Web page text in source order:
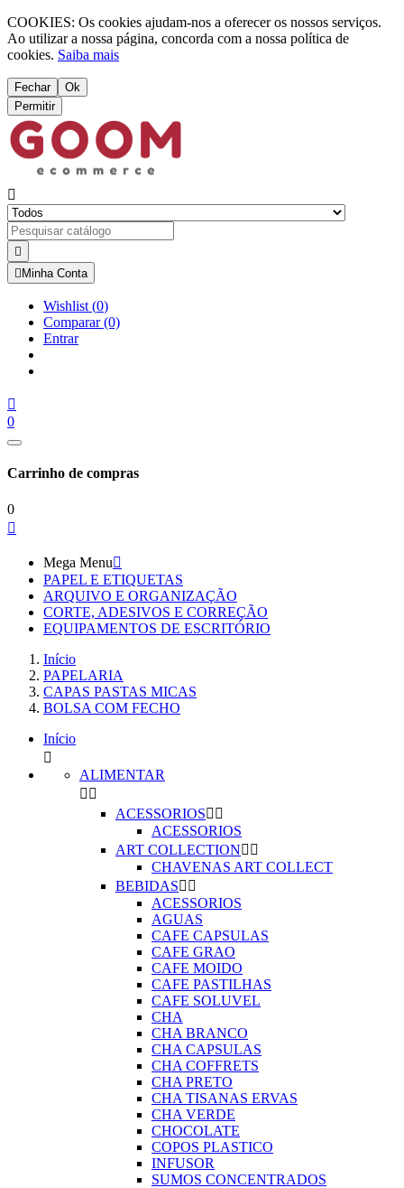
COOKIES: Os cookies ajudam-nos a oferecer os nossos serviços.
Ao utilizar a nossa página, concorda com a nossa política de
cookies. Saiba mais
Fechar
Ok
Permitir


 Minha Conta
Wishlist (0)
Comparar(0)
Entrar

0
Carrinho de compras
0

Mega Menu
PAPEL E ETIQUETAS
ARQUIVO E ORGANIZAÇÃO
CORTE, ADESIVOS E CORREÇÃO
EQUIPAMENTOS DE ESCRITÓRIO
Início
PAPELARIA
CAPAS PASTAS MICAS
BOLSA COM FECHO
Início

ALIMENTAR
 
ACESSORIOS 
ACESSORIOS
ART COLLECTION 
CHAVENAS ART COLLECT
BEBIDAS 
ACESSORIOS
AGUAS
CAFE CAPSULAS
CAFE GRAO
CAFE MOIDO
CAFE PASTILHAS
CAFE SOLUVEL
CHA
CHA BRANCO
CHA CAPSULAS
CHA COFFRETS
CHA PRETO
CHA TISANAS ERVAS
CHA VERDE
CHOCOLATE
COPOS PLASTICO
INFUSOR
SUMOS CONCENTRADOS